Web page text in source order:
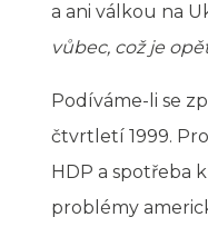
a ani válkou na
vůbec, což je
Podíváme-li se
čtvrtletí 1999.
HDP a spotřeba
problémy